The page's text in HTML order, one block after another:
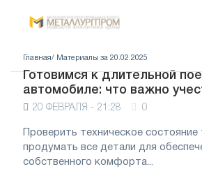
Главная/ Материалы за 20.02.2025
Готовимся к длительной
автомобиле: что важно
20 ФЕВРАЛЯ - 21:28 0
Проверить техническое
продумать все детали для
собственного комфорта...